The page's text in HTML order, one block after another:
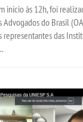
início às 12h, foi
do Brasil
representantes das